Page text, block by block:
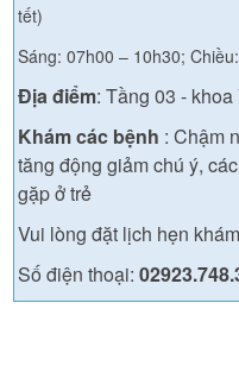
tết)
Sáng: 07h00 – 10h30;
Địa điểm: Tầng 03 -
Khám các bệnh : Chậm
tăng động giảm chú ý,
gặp ở trẻ
Vui lòng đặt lịch hẹn
Số điện thoại: